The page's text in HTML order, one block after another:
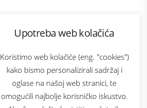
Upotreba web kolačića
Koristimo web kolačiće (eng. "cookies")
kako bismo personalizirali sadržaj i
oglase na našoj web stranici, te
omogućili najbolje korisničko iskustvo.
Bonus plus
Prijava za newsletter